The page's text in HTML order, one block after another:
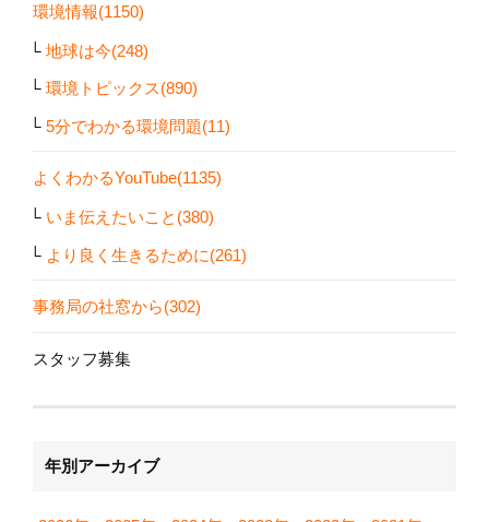
環境情報(1150)
地球は今(248)
環境トピックス(890)
5分でわかる環境問題(11)
よくわかるYouTube(1135)
いま伝えたいこと(380)
より良く生きるために(261)
事務局の社窓から(302)
スタッフ募集
年別アーカイブ